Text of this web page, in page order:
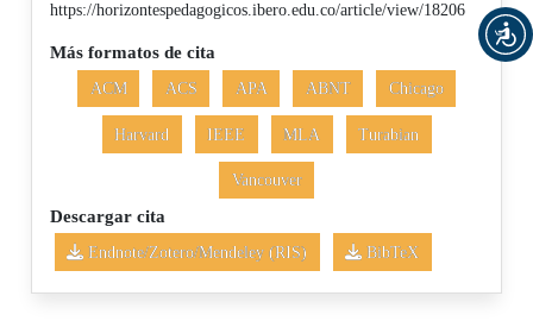
https://horizontespedagogicos.ibero.edu.co/article/view/18206
Más formatos de cita
ACM ACS APA ABNT Chicago
Harvard IEEE MLA Turabian
Vancouver
Descargar cita
Endnote/Zotero/Mendeley (RIS) BibTeX